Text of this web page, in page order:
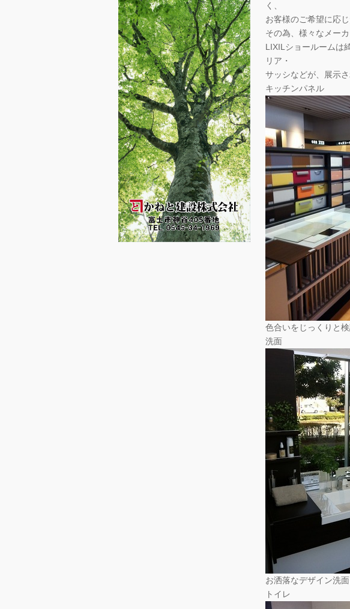
く、
お客様のご希望に応
その為、様々なメー
LIXILショールームは
リア・
サッシなどが、展示さ
キッチンパネル
色合いをじっくりと
洗面
お洒落なデザイン洗面
トイレ